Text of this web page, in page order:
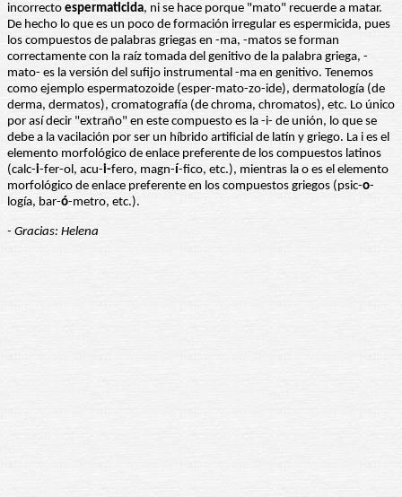
incorrecto espermaticida, ni se hace porque "mato" recuerde a matar.
De hecho lo que es un poco de formación irregular es espermicida, pues
los compuestos de palabras griegas en -ma, -matos se forman
correctamente con la raíz tomada del genitivo de la palabra griega, -
mato- es la versión del sufijo instrumental -ma en genitivo. Tenemos
como ejemplo espermatozoide (esper-mato-zo-ide), dermatología (de
derma, dermatos), cromatografía (de chroma, chromatos), etc. Lo único
por así decir "extraño" en este compuesto es la -i- de unión, lo que se
debe a la vacilación por ser un híbrido artificial de latín y griego. La i es el
elemento morfológico de enlace preferente de los compuestos latinos
(calc-i-fer-ol, acu-i-fero, magn-í-fico, etc.), mientras la o es el elemento
morfológico de enlace preferente en los compuestos griegos (psic-o-
logía, bar-ó-metro, etc.).
- Gracias: Helena